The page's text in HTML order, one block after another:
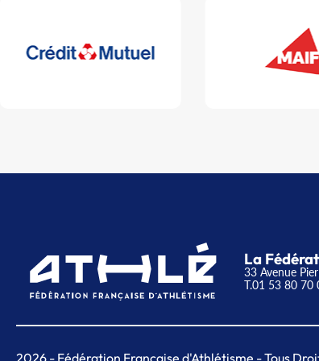
La
33 Avenue
T.01 53 80 70
2026 - Fédération Française d'Athlétisme - Tous